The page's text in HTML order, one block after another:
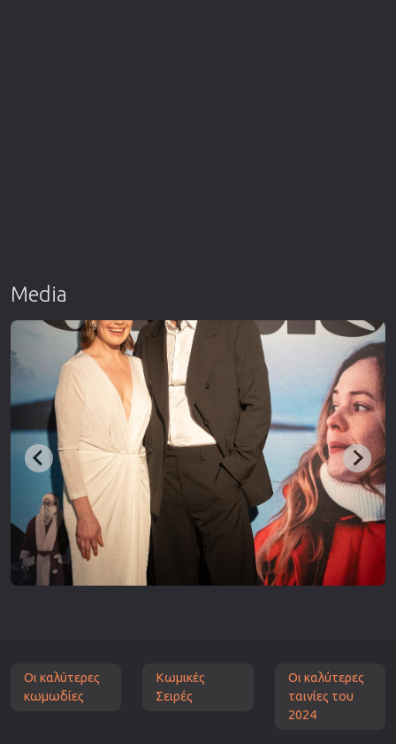
Media
Οι καλύτερες
κωμωδίες
Κωμικές
Σειρές
Οι καλύτερες
ταινίες του
2024